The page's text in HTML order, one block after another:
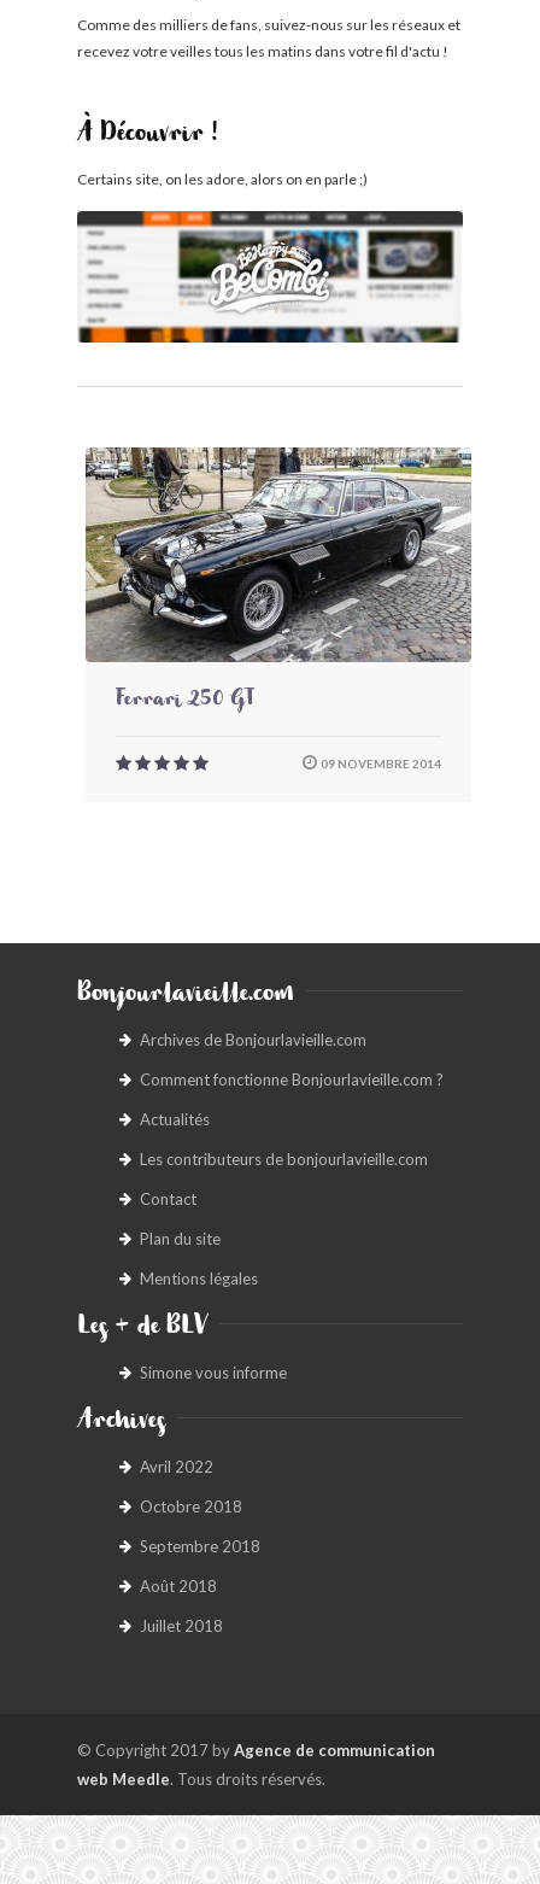
Comme des milliers de fans, suivez-nous sur les réseaux et
recevez votre veilles tous les matins dans votre fil d'actu !
À Découvrir !
Certains site, on les adore, alors on en parle ;)
Ferrari 250 GT
09 NOVEMBRE 2014
Bonjourlavieille.com
Archives de Bonjourlavieille.com
Comment fonctionne Bonjourlavieille.com ?
Actualités
Les contributeurs de bonjourlavieille.com
Contact
Plan du site
Mentions légales
Les + de BLV
Simone vous informe
Archives
Avril 2022
Octobre 2018
Septembre 2018
Août 2018
Juillet 2018
© Copyright 2017 byAgence de communication
web Meedle. Tous droits réservés.